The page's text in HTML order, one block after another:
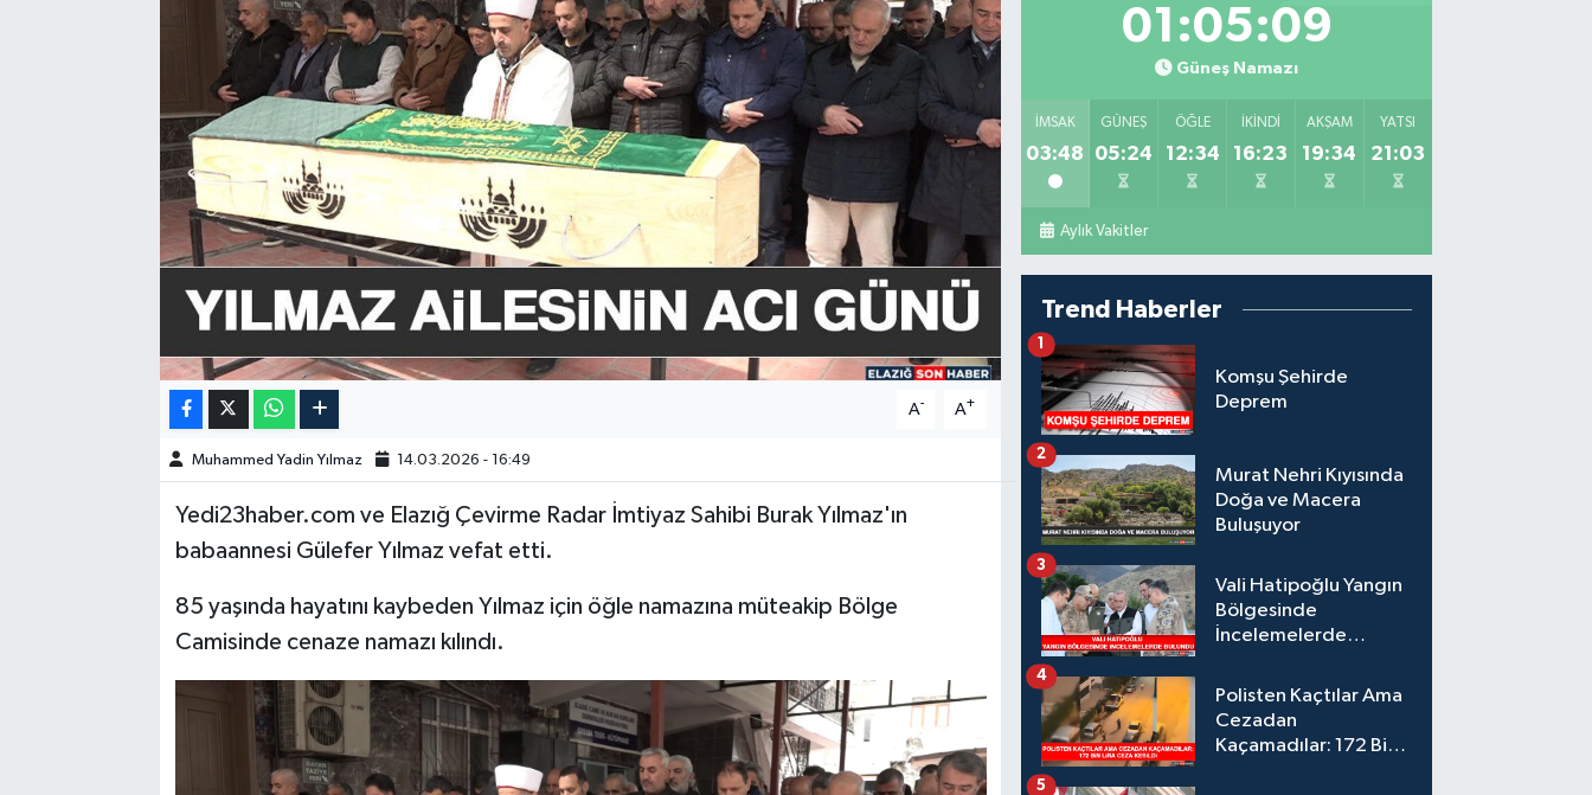
A- A+
Muhammed Yadin Yılmaz 14.03.2026 - 16:49
Yedi23haber.com ve Elazığ Çevirme Radar İmtiyaz Sahibi Burak Yılmaz'ın
babaannesi Gülefer Yılmaz vefat etti.
85 yaşında hayatını kaybeden Yılmaz için öğle namazına müteakip Bölge
Camisinde cenaze namazı kılındı.
01:05:08
Güneş Namazı
İMSAK
03:48
GÜNEŞ
05:24
ÖĞLE
12:34
İKINDI
16:23
AKŞAM
19:34
YATSI
21:03
Aylık Vakitler
Trend Haberler
Komşu Şehirde
Deprem
1
Murat Nehri Kıyısında
Doğa ve Macera
Buluşuyor
2
Vali Hatipoğlu Yangın
Bölgesinde
İncelemelerde
3
Polisten Kaçtılar Ama
Cezadan
Kaçamadılar: 172 Bin
4
5
HABERDE İNSAN
KÜLTÜR-SANAT
MAGAZİN